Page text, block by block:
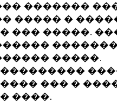
�������
����� �
��� �����.
�����.
��� �
����.